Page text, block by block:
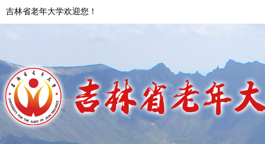
吉林省老年大学欢迎您！